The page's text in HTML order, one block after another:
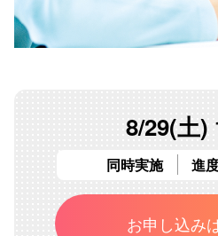
8/29(土)
同時実施 進
お申し込み